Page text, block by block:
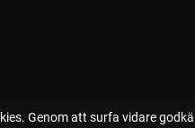
Genom att surfa vidare